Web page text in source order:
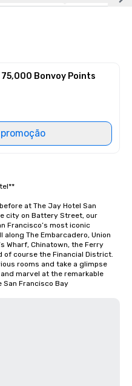
Bonvoy Points
at The Jay Hotel San
city on Battery Street, our
Francisco’s most iconic
The Embarcadero, Union
Wharf, Chinatown, the Ferry
of course the Financial District.
rooms and take a glimpse
marvel at the remarkable
Francisco Bay